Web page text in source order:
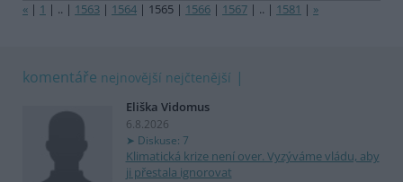
« | 1 | .. | 1563 | 1564 | 1565 | 1566 | 1567 | .. | 1581 | »
komentáře nejnovější nejčtenější
Eliška Vidomus
6.8.2026
Diskuse: 7
Klimatická krize není over. Vyzýváme vládu, aby
ji přestala ignorovat